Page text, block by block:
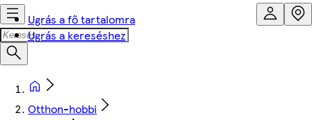
Ugrás a fő tartalomra
Ugrás a kereséshez
Otthon-hobbi